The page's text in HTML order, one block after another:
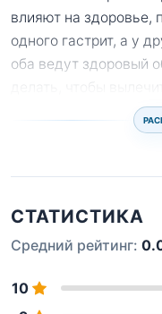
влияют на здоровье,
одного гастрит, а у
оба ведут здоровый
СТАТИСТИКА
Средний рейтинг:
10